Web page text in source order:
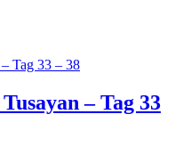
– Tag 33